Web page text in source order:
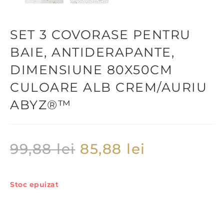
SET 3 COVORASE PENTRU
BAIE, ANTIDERAPANTE,
DIMENSIUNE 80X50CM
CULOARE ALB CREM/AURIU
ABYZ®™
99,88lei 85,88 lei
Stoc epuizat